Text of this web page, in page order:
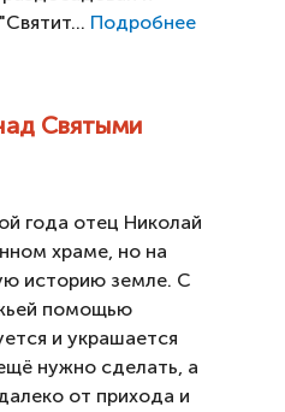
Подробнее
Святыми
года отец Николай
храме, но на
историю земле. С
помощью
и украшается
нужно сделать, а
от прихода и